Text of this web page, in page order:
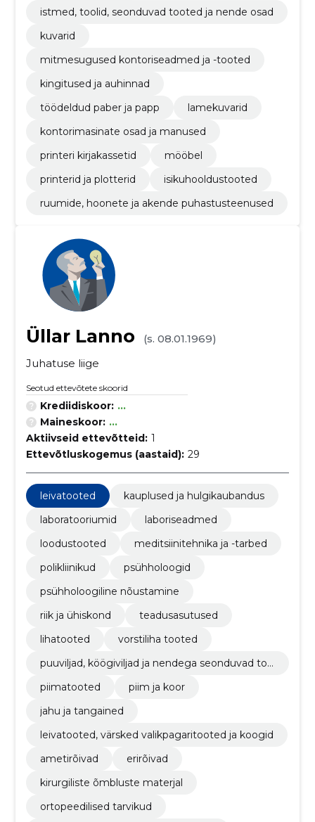
istmed, toolid, seonduvad tooted ja nende osad
kuvarid
mitmesugused kontoriseadmed ja -tooted
kingitused ja auhinnad
töödeldud paber ja papp
lamekuvarid
kontorimasinate osad ja manused
printeri kirjakassetid
mööbel
printerid ja plotterid
isikuhooldustooted
ruumide, hoonete ja akende puhastusteenused
Üllar Lanno
(s. 08.01.1969)
Juhatuse liige
Seotud ettevõtete skoorid
Krediidiskoor: ...
Maineskoor: ...
Aktiivseid ettevõtteid: 1
Ettevõtluskogemus (aastaid): 29
leivatooted
kauplused ja hulgikaubandus
laboratooriumid
laboriseadmed
loodustooted
meditsiinitehnika ja -tarbed
polikliinikud
psühholoogid
psühholoogiline nõustamine
riik ja ühiskond
teadusasutused
lihatooted
vorstiliha tooted
puuviljad, köögiviljad ja nendega seonduvad too
piimatooted
piim ja koor
jahu ja tangained
leivatooted, värsked valikpagaritooted ja koogid
ametirõivad
erirõivad
kirurgiliste õmbluste materjal
ortopeedilised tarvikud